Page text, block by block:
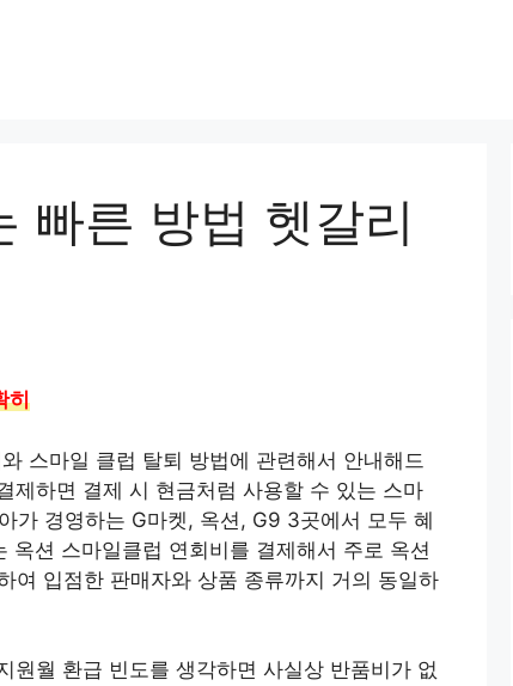
빠른 방법 헷갈리
히
스마일 클럽 탈퇴 방법에 관련해서 안내해드
제하면 결제 시 현금처럼 사용할 수 있는 스마
가 경영하는 G마켓, 옥션, G9 3곳에서 모두 혜
션 스마일클럽 연회비를 결제해서 주로 옥션
여 입점한 판매자와 상품 종류까지 거의 동일하
월 환급 빈도를 생각하면 사실상 반품비가 없